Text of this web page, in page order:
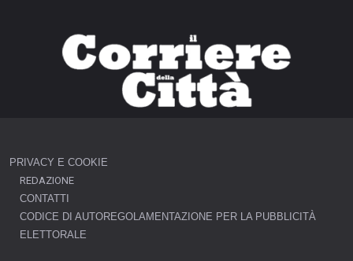
PRIVACY E COOKIE
REDAZIONE
CONTATTI
CODICE DI AUTOREGOLAMENTAZIONE PER LA PUBBLICITÀ
ELETTORALE